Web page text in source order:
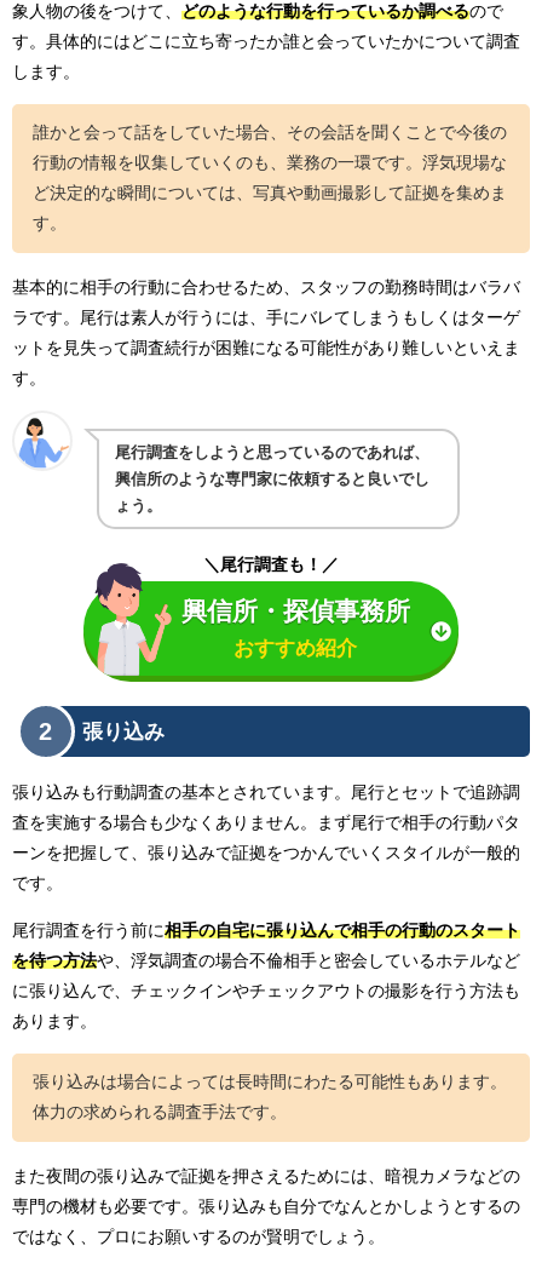
象人物の後をつけて、 どのような行動を行っているか調べるので
す。具体的にはどこに立ち寄ったか誰と会っていたかについて調査
します。
誰かと会って話をしていた場合、その会話を聞くことで今後の
行動の情報を収集していくのも、業務の一環です。浮気現場な
ど決定的な瞬間については、写真や動画撮影して証拠を集めま
す。
基本的に相手の行動に合わせるため、スタッフの勤務時間はバラバ
ラです。尾行は素人が行うには、手にバレてしまうもしくはターゲ
ットを見失って調査続行が困難になる可能性があり難しいといえま
す。
尾行調査をしようと思っているのであれば、
興信所のような専門家に依頼すると良いでし
ょう。
＼尾行調査も！／
興信所・探偵事務所
おすすめ紹介
2 張り込み
張り込みも行動調査の基本とされています。尾行とセットで追跡調
査を実施する場合も少なくありません。まず尾行で相手の行動パタ
ーンを把握して、張り込みで証拠をつかんでいくスタイルが一般的
です。
尾行調査を行う前に相手の自宅に張り込んで相手の行動のスタート
を待つ方法や、浮気調査の場合不倫相手と密会しているホテルなど
に張り込んで、チェックインやチェックアウトの撮影を行う方法も
あります。
張り込みは場合によっては長時間にわたる可能性もあります。
体力の求められる調査手法です。
また夜間の張り込みで証拠を押さえるためには、暗視カメラなどの
専門の機材も必要です。張り込みも自分でなんとかしようとするの
ではなく、プロにお願いするのが賢明でしょう。